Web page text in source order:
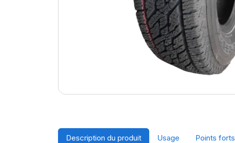
Description du produit Usage Points forts